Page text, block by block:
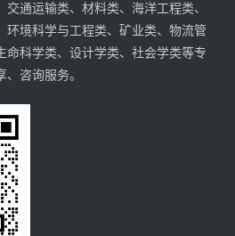
通运输类、材料类、海洋工程类、
环境科学与工程类、矿业类、物流管
命科学类、设计学类、社会学类等专
咨询服务。